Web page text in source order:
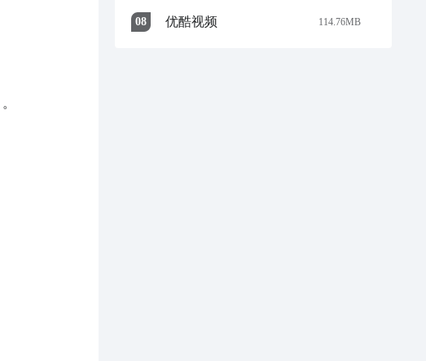
08 优酷视频 114.76MB